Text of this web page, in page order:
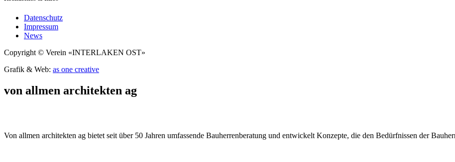
Datenschutz
Impressum
News
Copyright © Verein «INTERLAKEN OST»
Grafik & Web: as one creative
von allmen architekten ag
Von allmen architekten ag bietet seit über 50 Jahren umfassende Bauherrenberatung und entwickelt Konzepte, die den Bedürfnissen der